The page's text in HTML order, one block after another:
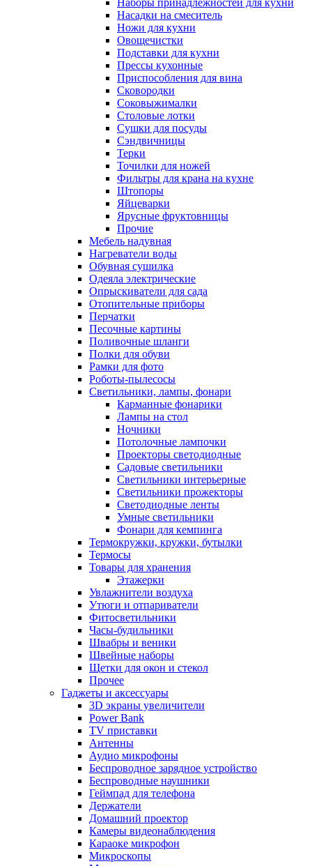
Наборы принадлежностей для кухни
Насадки на смеситель
Ножи для кухни
Овощечистки
Подставки для кухни
Прессы кухонные
Приспособления для вина
Сковородки
Соковыжималки
Столовые лотки
Сушки для посуды
Сэндвичницы
Терки
Точилки для ножей
Фильтры для крана на кухне
Штопоры
Яйцеварки
Ярусные фруктовницы
Прочие
Мебель надувная
Нагреватели воды
Обувная сушилка
Одеяла электрические
Опрыскиватели для сада
Отопительные приборы
Перчатки
Песочные картины
Поливочные шланги
Полки для обуви
Рамки для фото
Роботы-пылесосы
Светильники, лампы, фонари
Карманные фонарики
Лампы на стол
Ночники
Потолочные лампочки
Проекторы светодиодные
Садовые светильники
Светильники интерьерные
Светильники прожекторы
Светодиодные ленты
Умные светильники
Фонари для кемпинга
Термокружки, кружки, бутылки
Термосы
Товары для хранения
Этажерки
Увлажнители воздуха
Утюги и отпариватели
Фитосветильники
Часы-будильники
Швабры и веники
Швейные наборы
Щетки для окон и стекол
Прочее
Гаджеты и аксессуары
3D экраны увеличители
Power Bank
TV приставки
Антенны
Аудио микрофоны
Беспроводное зарядное устройство
Беспроводные наушники
Геймпад для телефона
Держатели
Домашний проектор
Камеры видеонаблюдения
Караоке микрофон
Микроскопы